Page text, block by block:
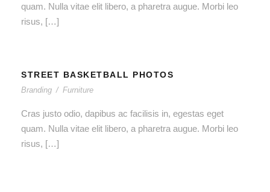
quam. Nulla vitae elit libero, a pharetra augue. Morbi leo
risus, […]
STREET BASKETBALL PHOTOS
Branding / Furniture
Cras justo odio, dapibus ac facilisis in, egestas eget
quam. Nulla vitae elit libero, a pharetra augue. Morbi leo
risus, […]